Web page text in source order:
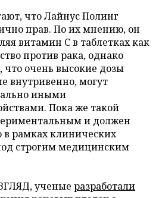
что Лайнус Полинг
прав. По их мнению, он
витамин C в таблетках как
против рака, однако
очень высокие дозы
внутривенно, могут
иными
Пока же такой
и должен
в рамках клинических
строгим медицинским
ученые разработали